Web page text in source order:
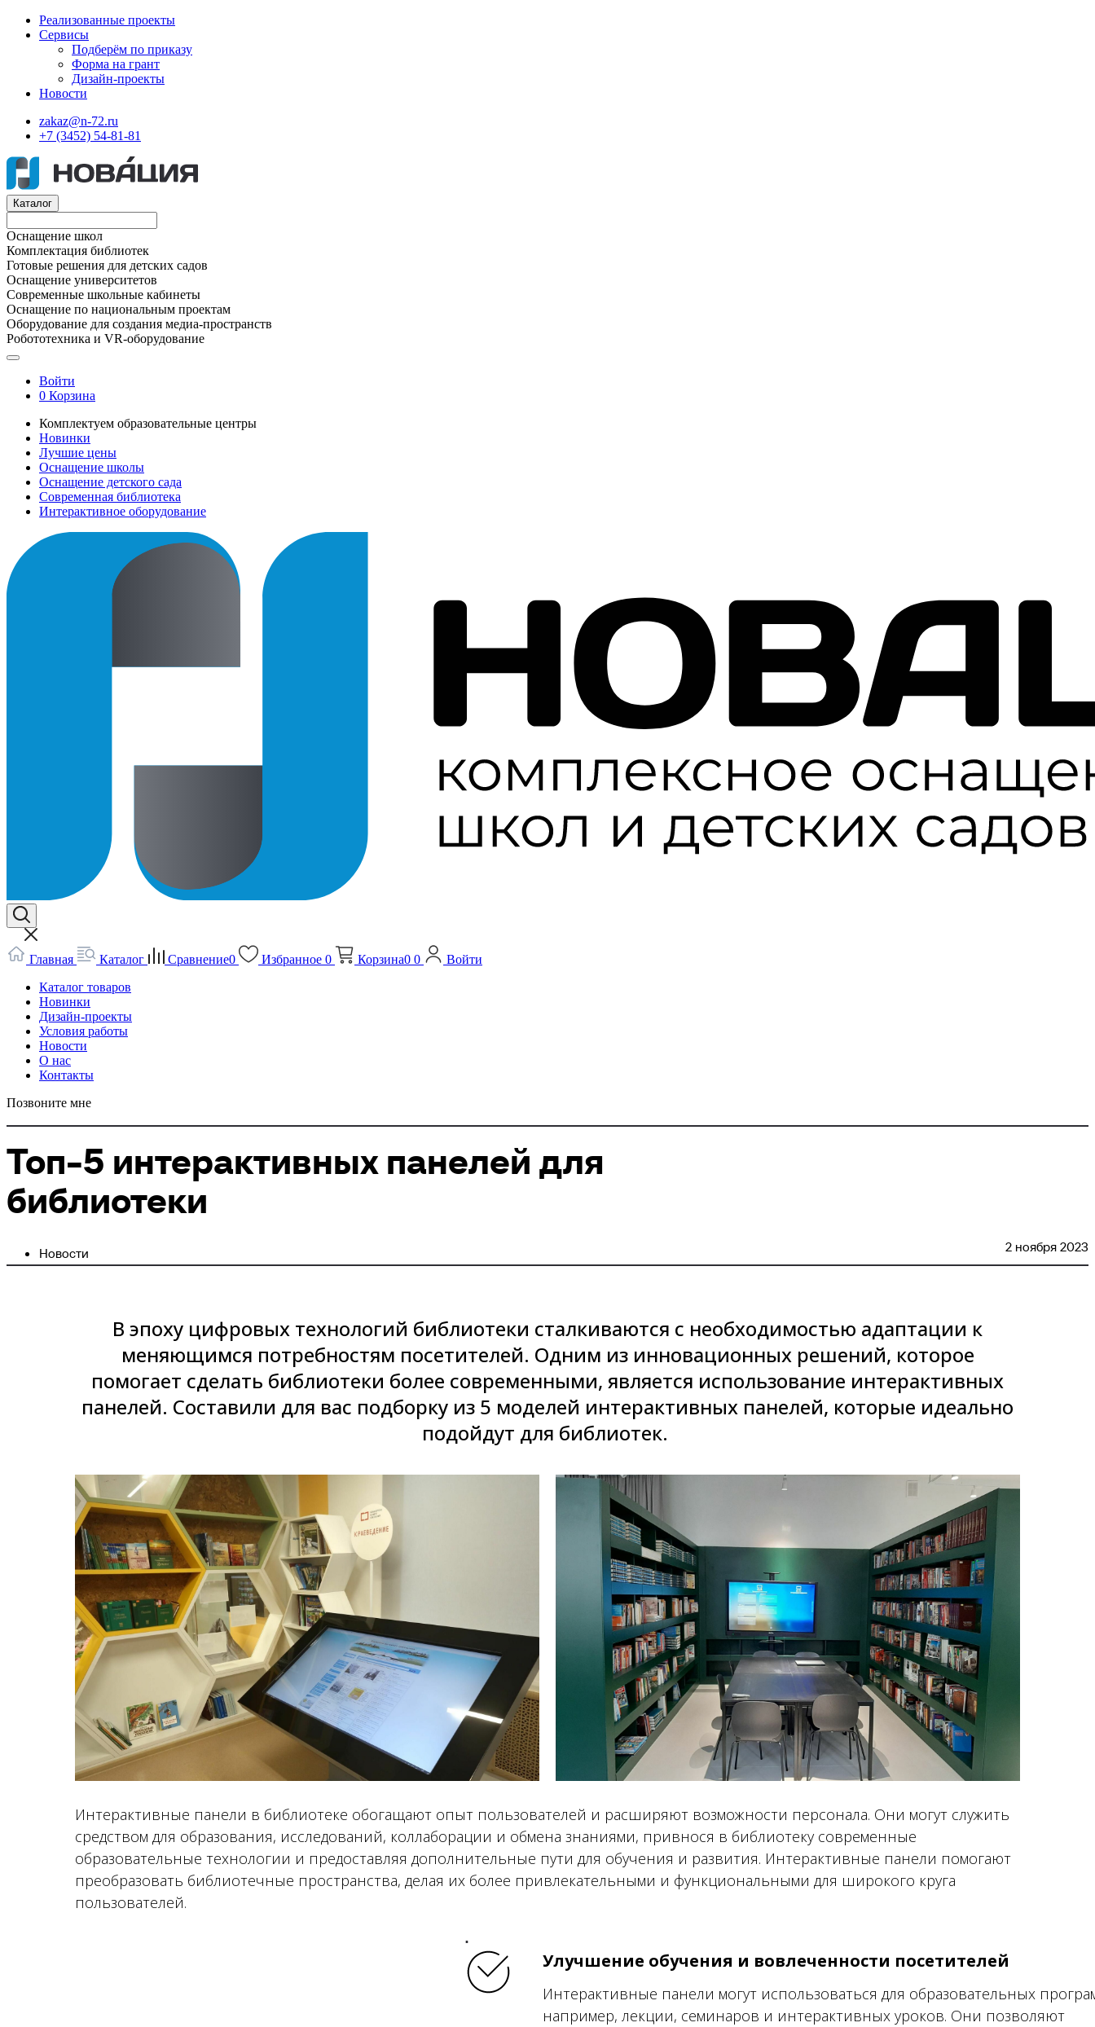
Реализованные проекты
Сервисы
Подберём по приказу
Форма на грант
Дизайн-проекты
Новости
zakaz@n-72.ru
+7 (3452) 54-81-81
Каталог
Оснащение школ
Комплектация библиотек
Готовые решения для детских садов
Оснащение университетов
Современные школьные кабинеты
Оснащение по национальным проектам
Оборудование для создания медиа-пространств
Робототехника и VR-оборудование
Войти
0 Корзина
Комплектуем образовательные центры
Новинки
Лучшие цены
Оснащение школы
Оснащение детского сада
Современная библиотека
Интерактивное оборудование
Главная Каталог Сравнение0 Избранное 0 Корзина0 0
Войти
Каталог товаров
Новинки
Дизайн-проекты
Условия работы
Новости
О нас
Контакты
Позвоните мне
Топ-5 интерактивных панелей для
библиотеки
Новости 2 ноября 2023
В эпоху цифровых технологий библиотеки сталкиваются с необходимостью адаптации к
меняющимся потребностям посетителей. Одним из инновационных решений, которое
помогает сделать библиотеки более современными, является использование интерактивных
панелей. Составили для вас подборку из 5 моделей интерактивных панелей, которые идеально
подойдут для библиотек.
Интерактивные панели в библиотеке обогащают опыт пользователей и расширяют возможности персонала. Они могут служить
средством для образования, исследований, коллаборации и обмена знаниями, привнося в библиотеку современные
образовательные технологии и предоставляя дополнительные пути для обучения и развития. Интерактивные панели помогают
преобразовать библиотечные пространства, делая их более привлекательными и функциональными для широкого круга
пользователей.
Улучшение обучения и вовлеченности посетителей
Интерактивные панели могут использоваться для образовательных
например, лекции, семинаров и интерактивных уроков. Они позволяют